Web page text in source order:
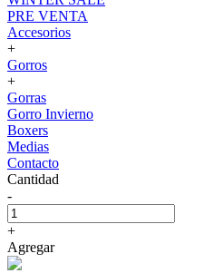
PRE VENTA
Accesorios
+
Gorros
+
Gorras
Gorro Invierno
Boxers
Medias
Contacto
Cantidad
-
+
Agregar